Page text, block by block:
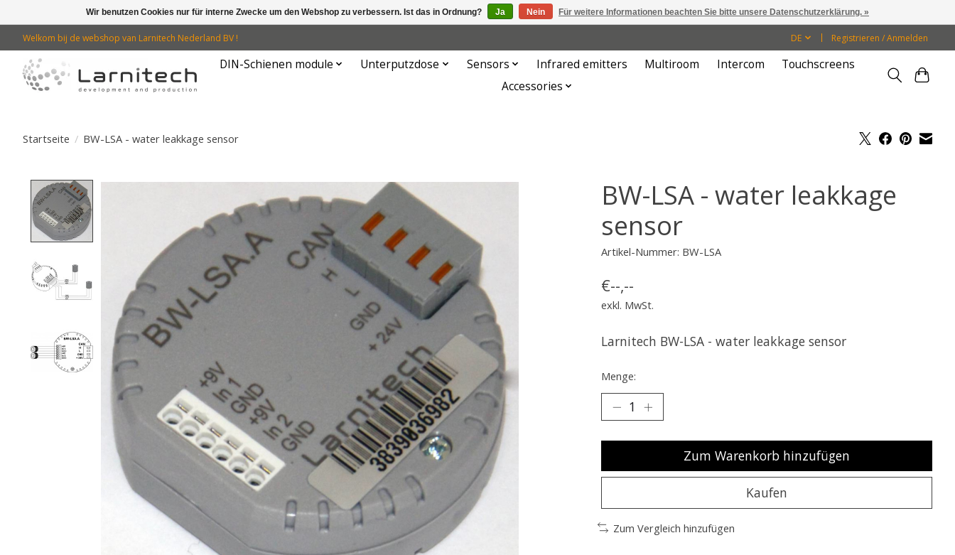
Welkom bij de webshop van Larnitech Nederland BV ! DE Registrieren / Anmelden
DIN-Schienen module Unterputzdose Sensors Infrared emitters Multiroom Intercom
Touchscreens
Accessories
Startseite / BW-LSA - water leakkage sensor
BW-LSA - water leakkage
sensor
Artikel-Nummer: BW-LSA
€--,--
exkl. MwSt.
Larnitech BW-LSA - water leakkage sensor
Menge:
Zum Warenkorb hinzufügen
Kaufen
Zum Vergleich hinzufügen
Wir benutzen Cookies nur für interne Zwecke um den Webshop zu verbessern. Ist das in Ordnung? Ja Nein Für weitere Informationen beachten Sie bitte unsere Datenschutzerklärung. »